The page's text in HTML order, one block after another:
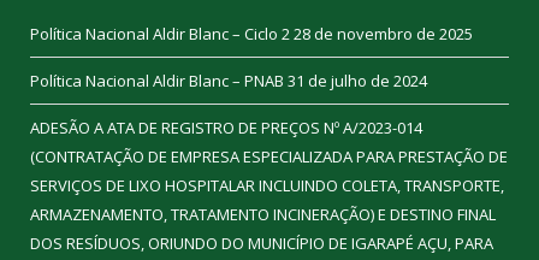
Política Nacional Aldir Blanc – Ciclo 228 de novembro de 2025
Política Nacional Aldir Blanc – PNAB 31 de julho de 2024
ADESÃO A ATA DE REGISTRO DE PREÇOS Nº A/2023-014
(CONTRATAÇÃO DE EMPRESA ESPECIALIZADA PARA PRESTAÇÃO DE
SERVIÇOS DE LIXO HOSPITALAR INCLUINDO COLETA, TRANSPORTE,
ARMAZENAMENTO, TRATAMENTO INCINERAÇÃO) E DESTINO FINAL
DOS RESÍDUOS, ORIUNDO DO MUNICÍPIO DE IGARAPÉ AÇU, PARA